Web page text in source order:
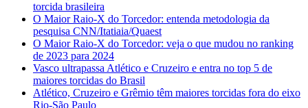
torcida brasileira
O Maior Raio-X do Torcedor: entenda metodologia da
pesquisa CNN/Itatiaia/Quaest
O Maior Raio-X do Torcedor: veja o que mudou no ranking
de 2023 para 2024
Vasco ultrapassa Atlético e Cruzeiro e entra no top 5 de
maiores torcidas do Brasil
Atlético, Cruzeiro e Grêmio têm maiores torcidas fora do eixo
Rio-São Paulo